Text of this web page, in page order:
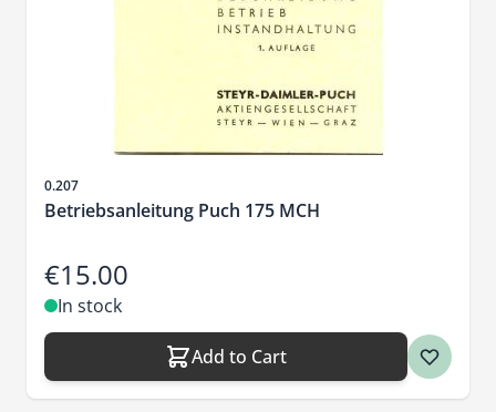
Sku
0.207
Betriebsanleitung Puch 175 MCH
€15.00
In stock
Add to Cart